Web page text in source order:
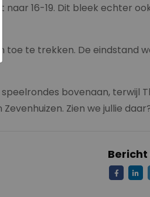
naar 16-19. Dit bleek echter
toe te trekken. De eindstand
bovenaan, terwijl
Zien we jullie